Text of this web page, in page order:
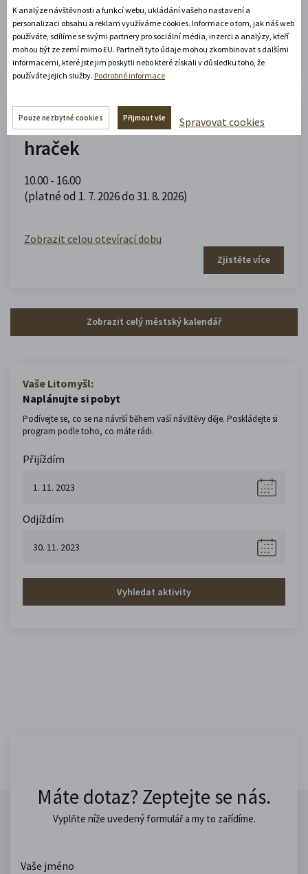
Zobrazit celou otevírací dobu
Zjistěte více
Muzeum domečků, panenek a
hraček
10.00 - 16.00
(platné od 1. 7. 2026 do 31. 8. 2026)
Zobrazit celou otevírací dobu
Zjistěte více
Zobrazit celý městský kalendář
Vaše Litomyšl:
Naplánujte si pobyt
Podívejte se, co se na návrší během vaší návštěvy děje. Poskládejte si
program podle toho, co máte rádi.
Přijíždím
Odjíždím
Vyhledat aktivity
Máte dotaz? Zeptejte se nás.
Vyplňte níže uvedený formulář a my to zařídíme.
Vaše jméno
K analýze návštěvnosti a funkcí webu, ukládání vašeho nastavení a
personalizaci obsahu a reklam využíváme cookies. Informace o tom, jak náš web
používáte, sdílíme se svými partnery pro sociální média, inzerci a analýzy, kteří
mohou být ze zemí mimo EU. Partneři tyto údaje mohou zkombinovat s dalšími
informacemi, které jste jim poskytli nebo které získali v důsledku toho, že
používáte jejich služby. Podrobné informace
Pouze nezbytné cookies Přijmout vše Spravovat cookies